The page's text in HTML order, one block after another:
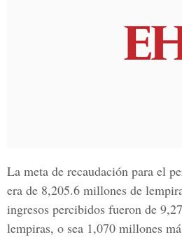
La meta de recaudación para el
era de 8,205.6 millones de
ingresos percibidos fueron de
lempiras, o sea 1,070 millones